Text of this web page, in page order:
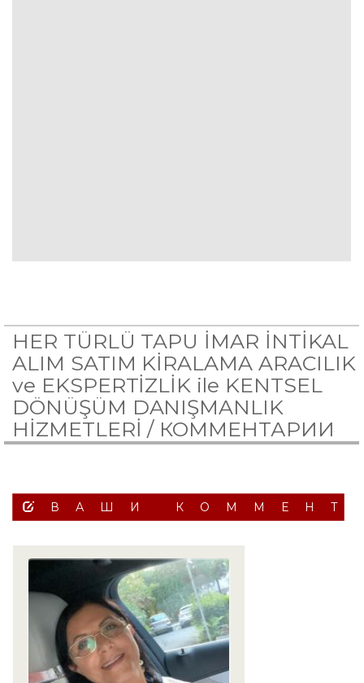
HER TÜRLÜ TAPU İMAR İNTİKAL
ALIM SATIM KİRALAMA ARACILIK
ve EKSPERTİZLİK ile KENTSEL
DÖNÜŞÜM DANIŞMANLIK
HİZMETLERİ / КОММЕНТАРИИ
ВАШИ